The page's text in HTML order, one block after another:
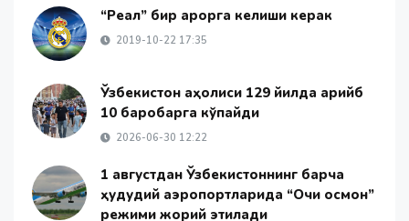
“Реал” бир қарорга келиши керак
2019-10-22 17:35
Ўзбекистон аҳолиси 129 йилда қарийб
10 баробарга кўпайди
2026-06-30 12:22
1 августдан Ўзбекистоннинг барча
ҳудудий аэропортларида “Очиқ осмон”
режими жорий этилади